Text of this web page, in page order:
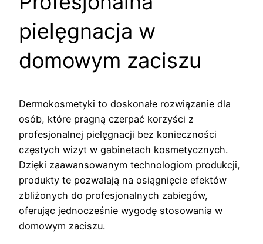
pielęgnacja w
domowym zaciszu
Dermokosmetyki to doskonałe rozwiązanie dla
osób, które pragną czerpać korzyści z
profesjonalnej pielęgnacji bez konieczności
częstych wizyt w gabinetach kosmetycznych.
Dzięki zaawansowanym technologiom produkcji,
produkty te pozwalają na osiągnięcie efektów
zbliżonych do profesjonalnych zabiegów,
oferując jednocześnie wygodę stosowania w
domowym zaciszu.